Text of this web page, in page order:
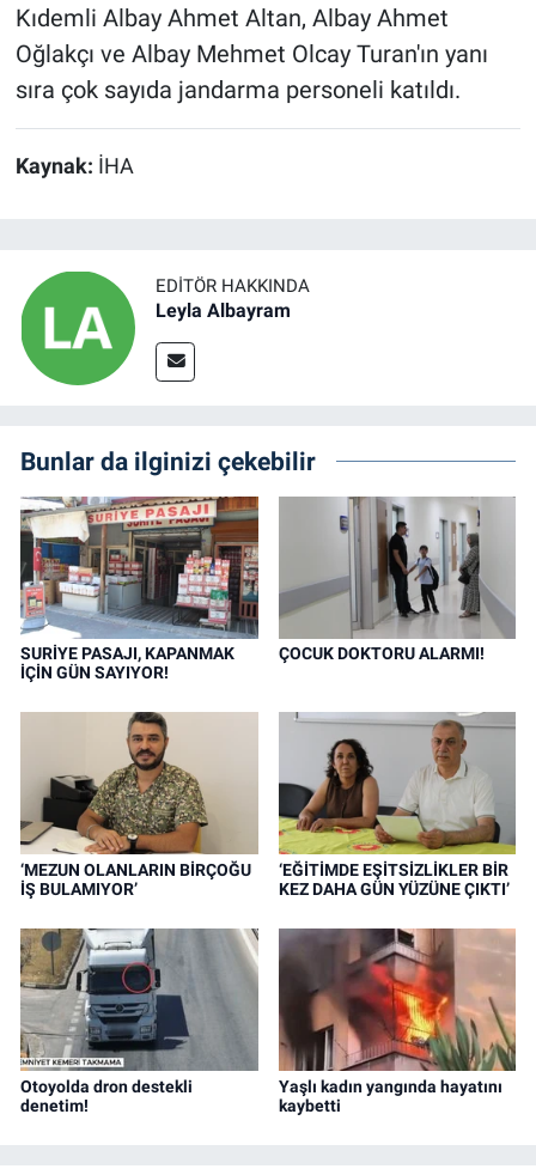
Kıdemli Albay Ahmet Altan, Albay Ahmet
Oğlakçı ve Albay Mehmet Olcay Turan'ın yanı
sıra çok sayıda jandarma personeli katıldı.
Kaynak: İHA
EDITÖR HAKKINDA
Leyla Albayram
Bunlar da ilginizi çekebilir
SURİYE PASAJI, KAPANMAK
İÇİN GÜN SAYIYOR!
ÇOCUK DOKTORU ALARMI!
‘MEZUN OLANLARIN BİRÇOĞU
İŞ BULAMIYOR’
‘EĞİTİMDE EŞİTSİZLİKLER BİR
KEZ DAHA GÜN YÜZÜNE ÇIKTI’
Otoyolda dron destekli
denetim!
Yaşlı kadın yangında hayatını
kaybetti